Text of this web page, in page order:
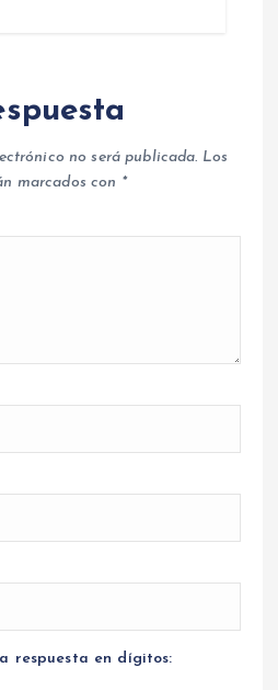
no será publicada. Los
marcados con *
respuesta en dígitos: